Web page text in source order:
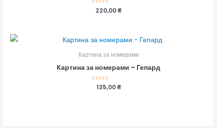
Оцінено
220,00₴
Картина за номерами
Картина за номерами – Гепард
Оцінено
135,00₴